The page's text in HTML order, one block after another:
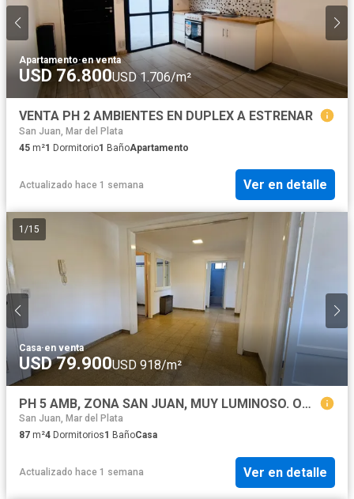
Apartamento·en venta
USD 76.800USD 1.706/m²
VENTA PH 2 AMBIENTES EN DUPLEX A ESTRENAR
San Juan, Mar del Plata
45 m²1 Dormitorio1 BañoApartamento
Actualizado hace 1 semana Ver en detalle
1 /15
Casa·en venta
USD 79.900USD 918/m²
PH 5 AMB, ZONA SAN JUAN, MUY LUMINOSO. OPORTUNIDAD
San Juan, Mar del Plata
87 m²4 Dormitorios1 BañoCasa
Actualizado hace 1 semana Ver en detalle